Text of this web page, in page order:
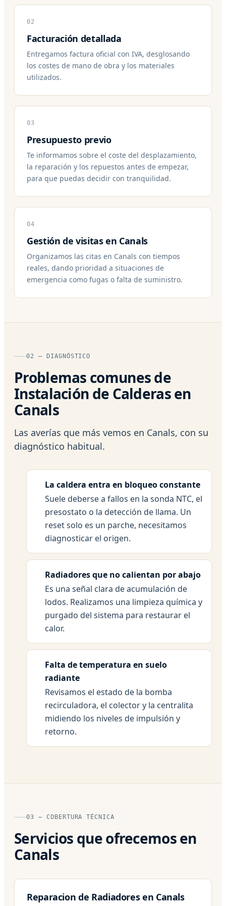
02
Facturación detallada
Entregamos factura oficial con IVA, desglosando
los costes de mano de obra y los materiales
utilizados.
03
Presupuesto previo
Te informamos sobre el coste del desplazamiento,
la reparación y los repuestos antes de empezar,
para que puedas decidir con tranquilidad.
04
Gestión de visitas en Canals
Organizamos las citas en Canals con tiempos
reales, dando prioridad a situaciones de
emergencia como fugas o falta de suministro.
02 — DIAGNÓSTICO
Problemas comunes de
Instalación de Calderas en
Canals
Las averías que más vemos en Canals, con su
diagnóstico habitual.
La caldera entra en bloqueo constante
Suele deberse a fallos en la sonda NTC, el
presostato o la detección de llama. Un
reset solo es un parche, necesitamos
diagnosticar el origen.
Radiadores que no calientan por abajo
Es una señal clara de acumulación de
lodos. Realizamos una limpieza química y
purgado del sistema para restaurar el
calor.
Falta de temperatura en suelo
radiante
Revisamos el estado de la bomba
recirculadora, el colector y la centralita
midiendo los niveles de impulsión y
retorno.
03 — COBERTURA TÉCNICA
Servicios que ofrecemos en
Canals
Reparacion de Radiadores en Canals